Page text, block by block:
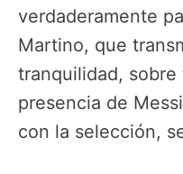
verdaderamente
Martino, que
tranquilidad,
presencia de
con la selección,